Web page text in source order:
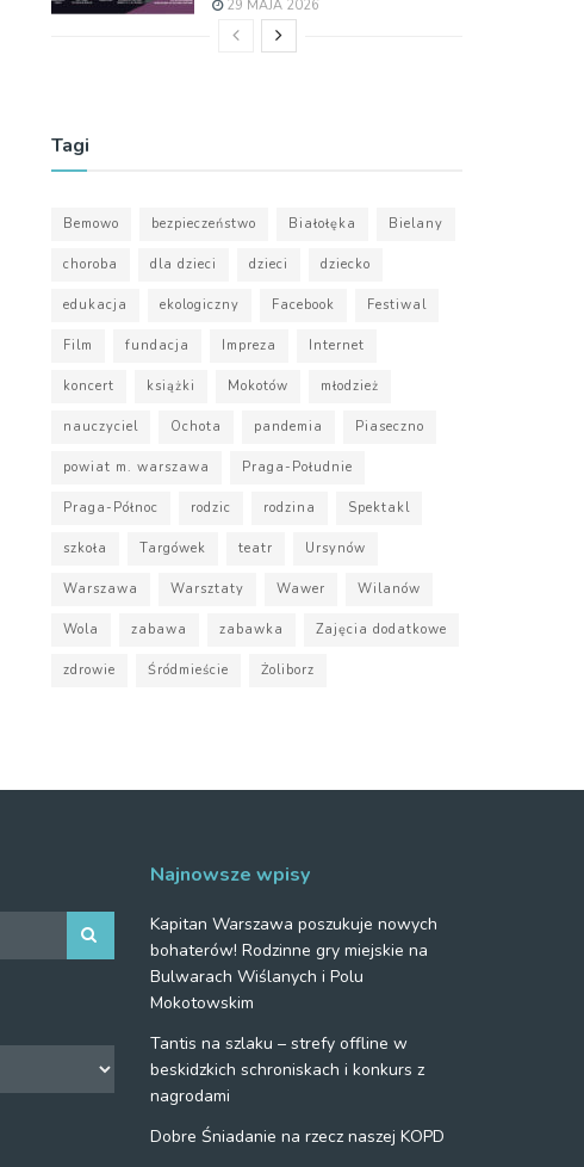
29 MAJA 2026
Tagi
Bemowo bezpieczeństwo Białołęka Bielany
choroba dla dzieci dzieci dziecko
edukacja ekologiczny Facebook Festiwal
Film fundacja Impreza Internet
koncert książki Mokotów młodzież
nauczyciel Ochota pandemia Piaseczno
powiat m. warszawa Praga-Południe
Praga-Północ rodzic rodzina Spektakl
szkoła Targówek teatr Ursynów
Warszawa Warsztaty Wawer Wilanów
Wola zabawa zabawka Zajęcia dodatkowe
zdrowie Śródmieście Żoliborz
Najnowsze wpisy
Kapitan Warszawa poszukuje nowych
bohaterów! Rodzinne gry miejskie na
Bulwarach Wiślanych i Polu
Mokotowskim
Tantis na szlaku – strefy offline w
beskidzkich schroniskach i konkurs z
nagrodami
Dobre Śniadanie na rzecz naszej KOPD